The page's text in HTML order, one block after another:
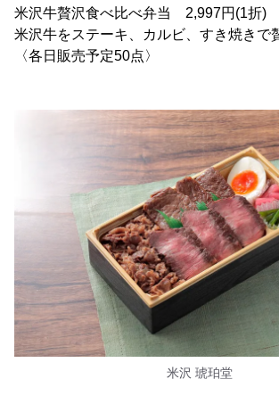
米沢牛贅沢食べ比べ弁当 2,997円(1折)
米沢牛をステーキ、カルビ、すき焼きで
〈各日販売予定50点〉
米沢 琥珀堂